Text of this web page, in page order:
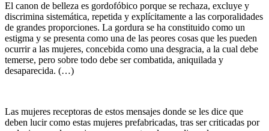
El canon de belleza es gordofóbico porque se rechaza, excluye y
discrimina sistemática, repetida y explícitamente a las corporalidades
de grandes proporciones. La gordura se ha constituido como un
estigma y se presenta como una de las peores cosas que les pueden
ocurrir a las mujeres, concebida como una desgracia, a la cual debe
temerse, pero sobre todo debe ser combatida, aniquilada y
desaparecida. (…)
Las mujeres receptoras de estos mensajes donde se les dice que
deben lucir como estas mujeres prefabricadas, tras ser criticadas por